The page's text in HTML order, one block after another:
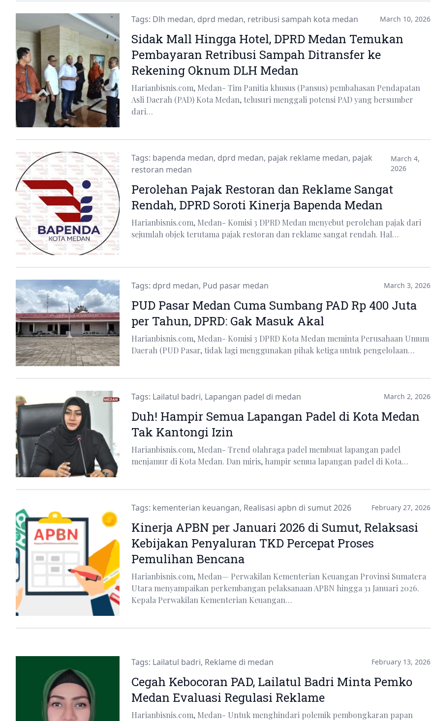
Tags: Dlh medan, dprd medan, retribusi sampah kota medan March 10, 2026
Sidak Mall Hingga Hotel, DPRD Medan Temukan
Pembayaran Retribusi Sampah Ditransfer ke
Rekening Oknum DLH Medan
Harianbisnis.com, Medan- Tim Panitia khusus (Pansus) pembahasan Pendapatan
Asli Daerah (PAD) Kota Medan, telusuri menggali potensi PAD yang bersumber
dari…
Tags: bapenda medan, dprd medan, pajak reklame medan, pajak
restoran medan
March 4,
2026
Perolehan Pajak Restoran dan Reklame Sangat
Rendah, DPRD Soroti Kinerja Bapenda Medan
Harianbisnis.com, Medan- Komisi 3 DPRD Medan menyebut perolehan pajak dari
sejumlah objek terutama pajak restoran dan reklame sangat rendah. Hal…
Tags: dprd medan, Pud pasar medan March 3, 2026
PUD Pasar Medan Cuma Sumbang PAD Rp 400 Juta
per Tahun, DPRD: Gak Masuk Akal
Harianbisnis.com, Medan- Komisi 3 DPRD Kota Medan meminta Perusahaan Umum
Daerah (PUD Pasar, tidak lagi menggunakan pihak ketiga untuk pengelolaan…
Tags: Lailatul badri, Lapangan padel di medan March 2, 2026
Duh! Hampir Semua Lapangan Padel di Kota Medan
Tak Kantongi Izin
Harianbisnis.com, Medan- Trend olahraga padel membuat lapangan padel
menjamur di Kota Medan. Dan miris, hampir semua lapangan padel di Kota…
Tags: kementerian keuangan, Realisasi apbn di sumut 2026 February 27, 2026
Kinerja APBN per Januari 2026 di Sumut, Relaksasi
Kebijakan Penyaluran TKD Percepat Proses
Pemulihan Bencana
Harianbisnis.com, Medan— Perwakilan Kementerian Keuangan Provinsi Sumatera
Utara menyampaikan perkembangan pelaksanaan APBN hingga 31 Januari 2026.
Kepala Perwakilan Kementerian Keuangan…
Tags: Lailatul badri, Reklame di medan February 13, 2026
Cegah Kebocoran PAD, Lailatul Badri Minta Pemko
Medan Evaluasi Regulasi Reklame
Harianbisnis.com, Medan- Untuk menghindari polemik pembongkaran papan